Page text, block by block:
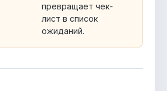
превращает чек-
лист в список
ожиданий.